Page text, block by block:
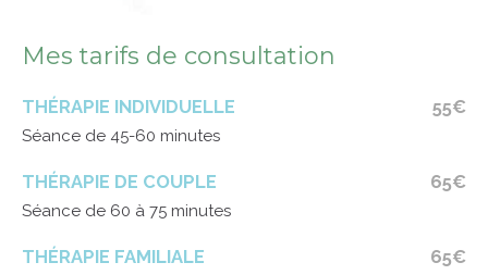
Mes tarifs de consultation
55€
THÉRAPIE INDIVIDUELLE
Séance de 45-60 minutes
65€
THÉRAPIE DE COUPLE
Séance de 60 à 75 minutes
65€
THÉRAPIE FAMILIALE